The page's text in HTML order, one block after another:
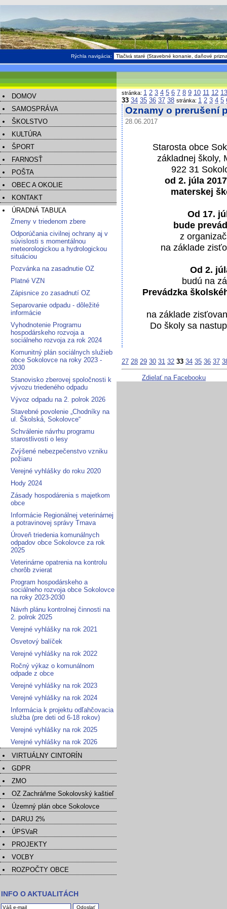
Rýchla navigácia:
DOMOV
SAMOSPRÁVA
ŠKOLSTVO
KULTÚRA
ŠPORT
FARNOSŤ
POŠTA
OBEC A OKOLIE
KONTAKT
ÚRADNÁ TABUĽA
Zmeny v triedenom zbere
Odporúčania civilnej ochrany aj v
súvislosti s momentálnou
meteorologickou a hydrologickou
situáciou
Pozvánka na zasadnutie OZ
Platné VZN
Zápisnice zo zasadnutí OZ
Separovanie odpadu - dôležité
informácie
Vyhodnotenie Programu
hospodárskeho rozvoja a
sociálneho rozvoja za rok 2024
Komunitný plán sociálnych služieb
obce Sokolovce na roky 2023 -
2030
Stanovisko zberovej spoločnosti k
vývozu triedeného odpadu
Vývoz odpadu na 2. polrok 2026
Stavebné povolenie „Chodníky na
ul. Školská, Sokolovce“
Schválenie návrhu programu
starostlivosti o lesy
Zvýšené nebezpečenstvo vzniku
požiaru
Verejné vyhlášky do roku 2020
Hody 2024
Zásady hospodárenia s majetkom
obce
Informácie Regionálnej veterinárnej
a potravinovej správy Trnava
Úroveň triedenia komunálnych
odpadov obce Sokolovce za rok
2025
Veterinárne opatrenia na kontrolu
chorôb zvierat
Program hospodárskeho a
sociálneho rozvoja obce Sokolovce
na roky 2023-2030
Návrh plánu kontrolnej činnosti na
2. polrok 2025
Verejné vyhlášky na rok 2021
Osvetový balíček
Verejné vyhlášky na rok 2022
Ročný výkaz o komunálnom
odpade z obce
Verejné vyhlášky na rok 2023
Verejné vyhlášky na rok 2024
Informácia k projektu odľahčovacia
služba (pre deti od 6-18 rokov)
Verejné vyhlášky na rok 2025
Verejné vyhlášky na rok 2026
VIRTUÁLNY CINTORÍN
GDPR
ZMO
OZ Zachráňme Sokolovský kaštieľ
Územný plán obce Sokolovce
DARUJ 2%
ÚPSVaR
PROJEKTY
VOĽBY
ROZPOČTY OBCE
INFO O AKTUALITÁCH
stránka: 1 2 3 4 5 6 7 8 9 10 11 12 13
33 34 35 36 37 38
Oznamy o prerušení
28.06.2017
Starosta obce
základnej školy,
922 31
od 2. júla
materskej
Od 17.
bude
z
na základe
Od 2.
budú na
Prevádzka
na základe
Do školy sa
stránka: 1 2 3 4 5
27 28 29 30 31 32 33 34 35 36 37
Zdielať na Facebooku